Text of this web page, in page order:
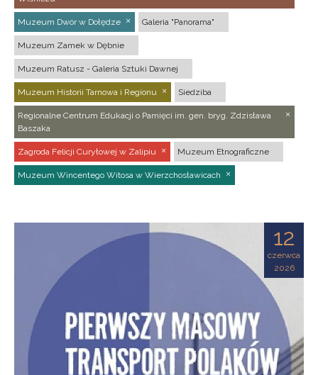
Muzeum Dwór w Dołędze Galeria "Panorama"
Muzeum Zamek w Dębnie
Muzeum Ratusz - Galeria Sztuki Dawnej
Muzeum Historii Tarnowa i Regionu Siedziba
Regionalne Centrum Edukacji o Pamięci im. gen. bryg. Zdzisława
Baszaka
Zagroda Felicji Curyłowej w Zalipiu Muzeum Etnograficzne
Muzeum Wincentego Witosa w Wierzchosławicach
12
czerwca
2026